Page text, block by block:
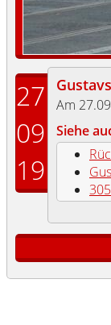
27
09
19
Am
Siehe